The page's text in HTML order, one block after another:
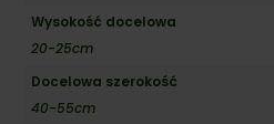
Wysokość docelowa
20-25cm
Docelowa szerokość
40-55cm